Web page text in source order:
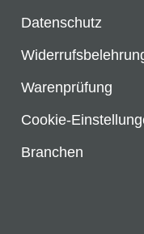
Datenschutz
Warenprüfung
Cookie-
Branchen